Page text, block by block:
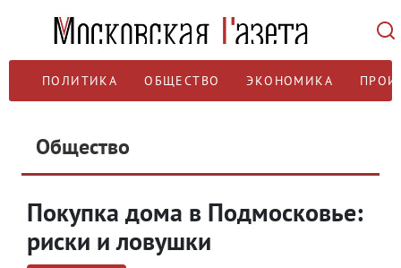
ПОЛИТИКА ОБЩЕСТВО ЭКОНОМИКА
Общество
Покупка дома в Подмосковье:
риски и ловушки